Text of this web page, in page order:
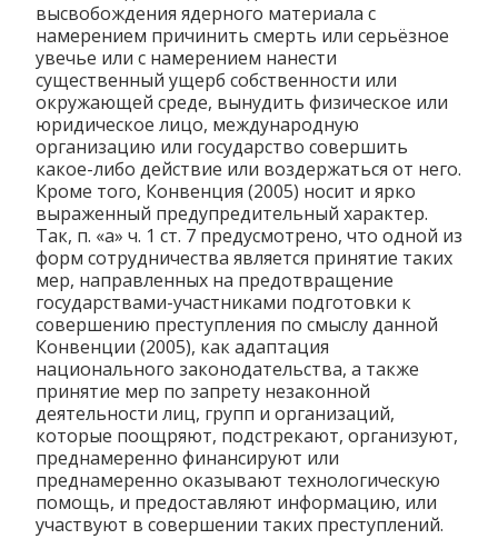
высвобождения ядерного материала с
намерением причинить смерть или серьёзное
увечье или с намерением нанести
существенный ущерб собственности или
окружающей среде, вынудить физическое или
юридическое лицо, международную
организацию или государство совершить
какое-либо действие или воздержаться от него.
Кроме того, Конвенция (2005) носит и ярко
выраженный предупредительный характер.
Так, п. «а» ч. 1 ст. 7 предусмотрено, что одной из
форм сотрудничества является принятие таких
мер, направленных на предотвращение
государствами-участниками подготовки к
совершению преступления по смыслу данной
Конвенции (2005), как адаптация
национального законодательства, а также
принятие мер по запрету незаконной
деятельности лиц, групп и организаций,
которые поощряют, подстрекают, организуют,
преднамеренно финансируют или
преднамеренно оказывают технологическую
помощь, и предоставляют информацию, или
участвуют в совершении таких преступлений.